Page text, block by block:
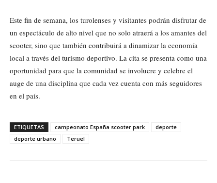
Este fin de semana, los turolenses y visitantes podrán disfrutar de
un espectáculo de alto nivel que no solo atraerá a los amantes del
scooter, sino que también contribuirá a dinamizar la economía
local a través del turismo deportivo. La cita se presenta como una
oportunidad para que la comunidad se involucre y celebre el
auge de una disciplina que cada vez cuenta con más seguidores
en el país.
ETIQUETAS campeonato España scooter park
deporte
deporte urbano
Teruel